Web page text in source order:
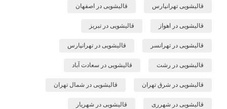
قالیشویی تهرانپارس قالیشویی در اصفهان
قالیشویی در اهواز قالیشویی در تبریز
قالیشویی در تهرانسر قالیشویی در تهرانپارس
قالیشویی در رشت قالیشویی در سعادت آباد
قالیشویی در شرق تهران قالیشویی در شمال تهران
قالیشویی در شهرری قالیشویی در شهریار